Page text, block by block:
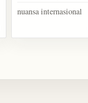
nuansa internasional